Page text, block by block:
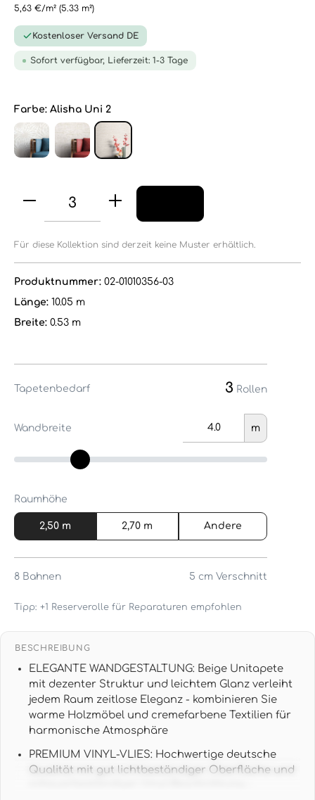
5,63 €/m² (5.33 m²)
Kostenloser Versand DE
Sofort verfügbar, Lieferzeit: 1-3 Tage
Farbe: Alisha Uni 2
Für diese Kollektion sind derzeit keine Muster erhältlich.
Produktnummer: 02-01010356-03
Länge: 10.05 m
Breite: 0.53 m
Tapetenbedarf 3 Rollen
Wandbreite m
Raumhöhe
2,50 m 2,70 m Andere
8 Bahnen 5 cm Verschnitt
Tipp: +1 Reserverolle für Reparaturen empfohlen
BESCHREIBUNG
ELEGANTE WANDGESTALTUNG: Beige Unitapete
mit dezenter Struktur und leichtem Glanz verleiht
jedem Raum zeitlose Eleganz - kombinieren Sie
warme Holzmöbel und cremefarbene Textilien für
harmonische Atmosphäre
PREMIUM VINYL-VLIES: Hochwertige deutsche
Qualität mit gut lichtbeständiger Oberfläche und